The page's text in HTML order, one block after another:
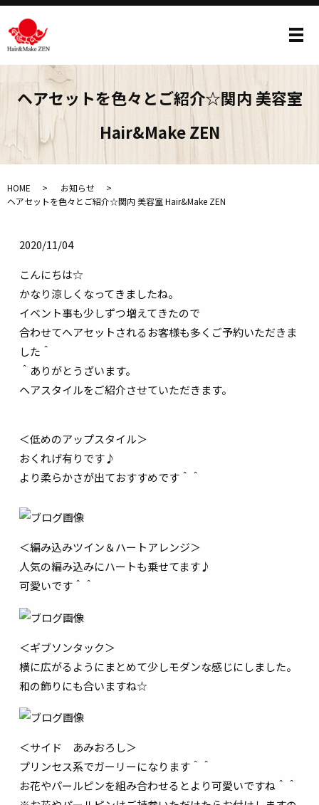
メ
ヘアセットを色々とご紹介☆関内 美容室
Hair&Make ZEN
HOME
お知らせ
ヘアセットを色々とご紹介☆関内 美容室 Hair&Make ZEN
2020/11/04
こんにちは☆
かなり涼しくなってきましたね。
イベント事も少しずつ増えてきたので
合わせてヘアセットされるお客様も多くご予約いただきま
した＾
＾ありがとうざいます。
ヘアスタイルをご紹介させていただきます。
＜低めのアップスタイル＞
おくれげ有りです♪
より柔らかさが出ておすすめです＾＾
＜編み込みツイン＆ハートアレンジ＞
人気の編み込みにハートも乗せてます♪
可愛いです＾＾
＜ギブソンタック＞
横に広がるようにまとめて少しモダンな感じにしました。
和の飾りにも合いますね☆
＜サイド あみおろし＞
プリンセス系でガーリーになります＾＾
お花やパールピンを組み合わせるとより可愛いですね＾＾